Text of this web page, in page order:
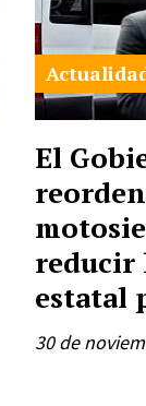
El
reducir
estatal
30 de